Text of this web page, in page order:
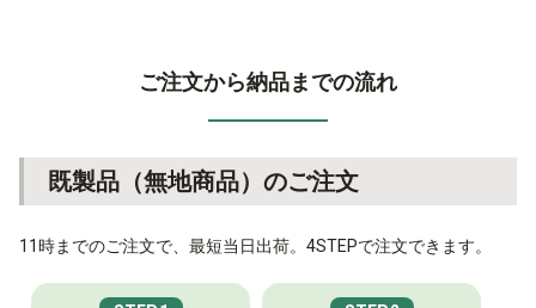
ご注文から納品までの流れ
既製品（無地商品）のご注文
11時までのご注文で、最短当日出荷。4STEPで注文できます。